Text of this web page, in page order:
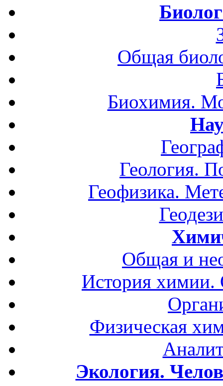
Общая
Биохимия.
Геология.
Геофизика.
Общая и
История
Физическая
Экология.